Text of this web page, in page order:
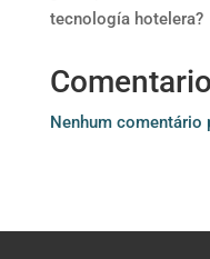
tecnología hotelera?
Nenhum comentário